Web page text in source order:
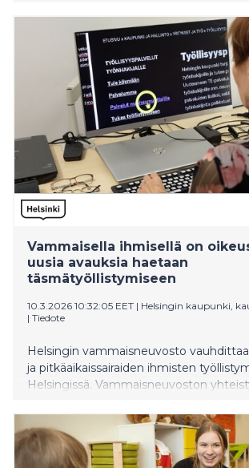
painostuskeinoksi sivullisten
mukaan työntekijän etu on vakaat
yritykset uskaltavat investoida ja
tulevaisuudessa.
Vammaisella ihmisellä on
uusia avauksia haetaan
täsmätyöllistymiseen
10.3.2026 10:32:05 EET | Helsingin kaupunki,
| Tiedote
Helsingin vammaisneuvosto
ja pitkäaikaissairaiden ihmisten
Helsingissä. Vammaisneuvoston
tahoja kaupungintalon
maaliskuuta.